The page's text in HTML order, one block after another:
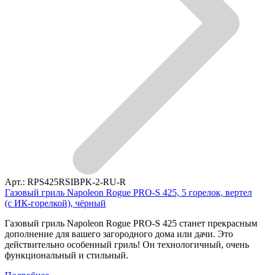
Арт.: RPS425RSIBPK-2-RU-R
Газовый гриль Napoleon Rogue PRO-S 425, 5 горелок, вертел
(с ИК-горелкой), чёрный
Газовый гриль Napoleon Rogue PRO-S 425 станет прекрасным
дополнение для вашего загородного дома или дачи. Это
действительно особенный гриль! Он технологичный, очень
функциональный и стильный.